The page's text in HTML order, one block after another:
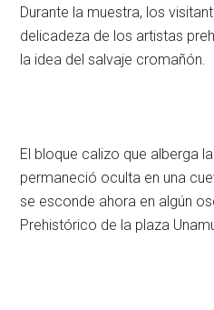
Durante la muestra, los
delicadeza de los artistas
la idea del salvaje cromañón.
El bloque calizo que alberga
permaneció oculta en una
se esconde ahora en algún
Prehistórico de la plaza